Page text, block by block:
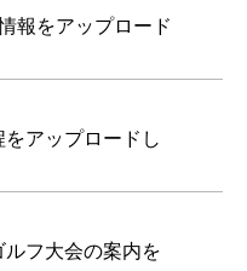
報をアップロード
アップロードし
フ大会の案内を